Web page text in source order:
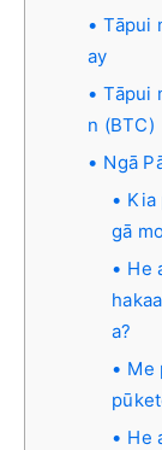
Tāpui
ay
Tāpui
n (BTC)
Ngā
Kia
gā
He
a?
Me
He